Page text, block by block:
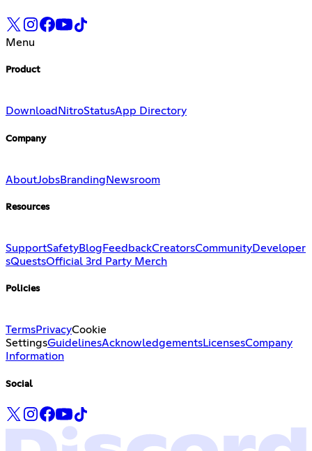
Menu
Product
Download NitroStatusApp Directory
Company
AboutJobsBranding Newsroom
Resources
SupportSafetyBlog FeedbackCreatorsCommunityDeveloper
sQuestsOfficial 3rd Party Merch
Policies
TermsPrivacyCookie
SettingsGuidelinesAcknowledgementsLicensesCompany
Information
Social